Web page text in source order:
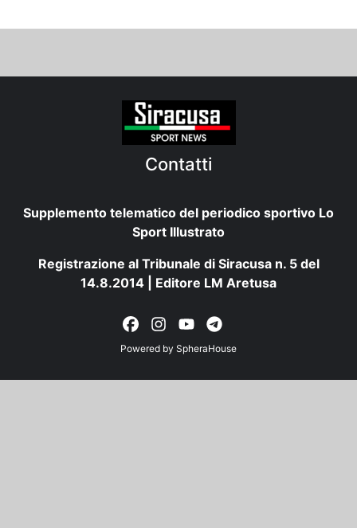
Contatti
Supplemento telematico del periodico sportivo Lo
Sport Illustrato
Registrazione al Tribunale di Siracusa n. 5 del
14.8.2014 | Editore LM Aretusa
Powered by SpheraHouse